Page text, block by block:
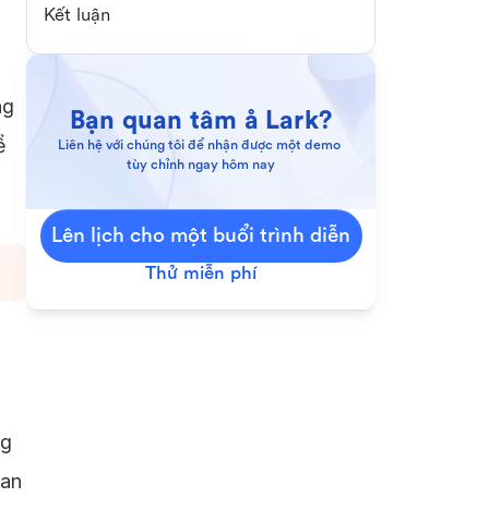
Kết luận
Bạn quan tâm å Lark?
Liên hệ với chúng tôi để nhận được một demo
tùy chỉnh ngay hôm nay
Lên lịch cho một buổi trình diễn
Thử miễn phí